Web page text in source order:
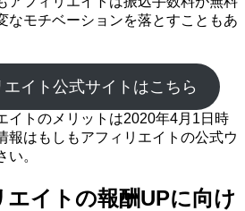
なモチベーションを落とすこともあ
イト公式サイトはこちら
イトのメリットは2020年4月1日時
報はもしもアフィリエイトの公式ウ
い。
エイトの報酬UPに向け